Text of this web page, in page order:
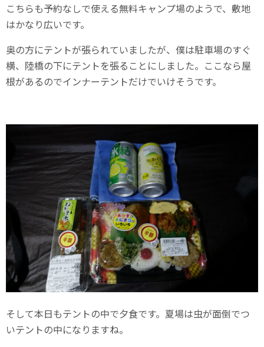
こちらも予約なしで使える無料キャンプ場のようで、敷地
はかなり広いです。
奥の方にテントが張られていましたが、僕は駐車場のすぐ
横、陸橋の下にテントを張ることにしました。ここなら屋
根があるのでインナーテントだけでいけそうです。
そして本日もテントの中で夕食です。夏場は虫が面倒でつ
いテントの中になりますね。